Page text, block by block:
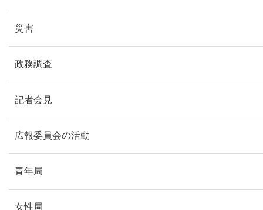
災害
政務調査
記者会見
広報委員会の活動
青年局
女性局